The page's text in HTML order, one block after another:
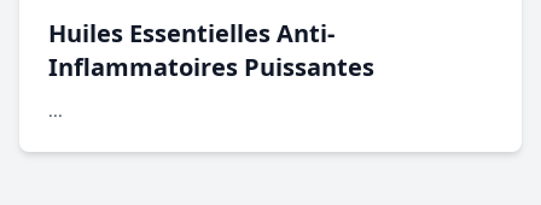
Huiles Essentielles Anti-
Inflammatoires Puissantes
...